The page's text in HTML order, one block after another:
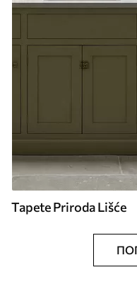
Tapete Priroda Lišće